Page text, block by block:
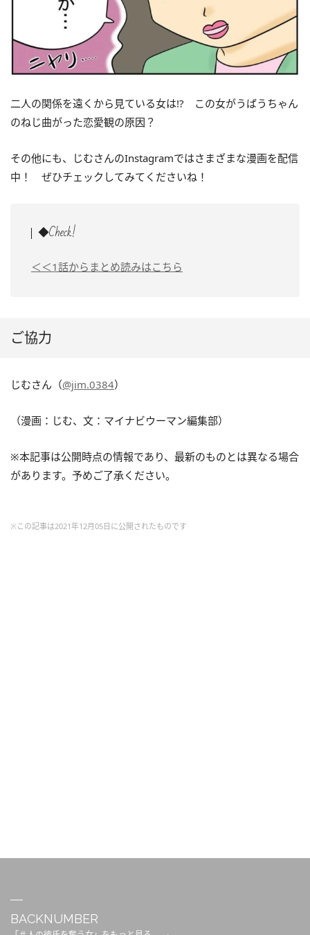
二人の関係を遠くから見ている女は!? この女がうばうちゃん
のねじ曲がった恋愛観の原因？
その他にも、じむさんのInstagramではさまざまな漫画を配信
中！ ぜひチェックしてみてくださいね！
◆Check!
＜＜1話からまとめ読みはこちら
ご協力
じむさん（@jim.0384）
（漫画：じむ、文：マイナビウーマン編集部）
※本記事は公開時点の情報であり、最新のものとは異なる場合
があります。予めご了承ください。
※この記事は2021年12月05日に公開されたものです
BACKNUMBER